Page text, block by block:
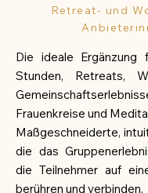
Retreat- und
Die ideale Ergänzung
Stunden, Retreats,
Frauenkreise und
Maßgeschneiderte,
die das
die Teilnehmer auf
berühren und verbinden.